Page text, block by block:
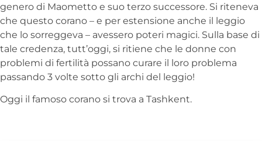
genero di Maometto e suo terzo successore. Si riteneva
che questo corano – e per estensione anche il leggio
che lo sorreggeva – avessero poteri magici. Sulla base di
tale credenza, tutt’oggi, si ritiene che le donne con
problemi di fertilità possano curare il loro problema
passando 3 volte sotto gli archi del leggio!
Oggi il famoso corano si trova a Tashkent.